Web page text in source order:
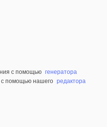
с помощью генератора
с помощью нашего редактора